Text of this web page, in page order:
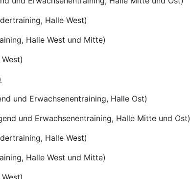
Halle West)
Halle West und Mitte)
und Erwachsenentraining, Halle Ost)
Erwachsenentraining, Halle Mitte und Ost)
Halle West)
Halle West und Mitte)